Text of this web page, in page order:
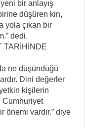
bir anlayış
düşüren kin,
yola çıkan bir
dedi.
TARİHİNDE
ne düşündüğü
Dini değerler
kişilerin
Cumhuriyet
önemi vardır.” diye